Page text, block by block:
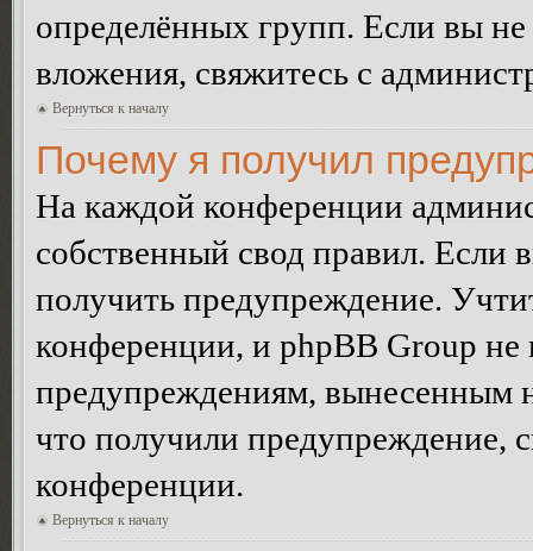
определённых групп. Если вы не
вложения, свяжитесь с
Вернуться к началу
Почему я получил
На каждой конференции
собственный свод правил.
получить предупреждение.
конференции, и phpBB Group не
предупреждениям, вынесенным
что получили предупреждение,
конференции.
Вернуться к началу